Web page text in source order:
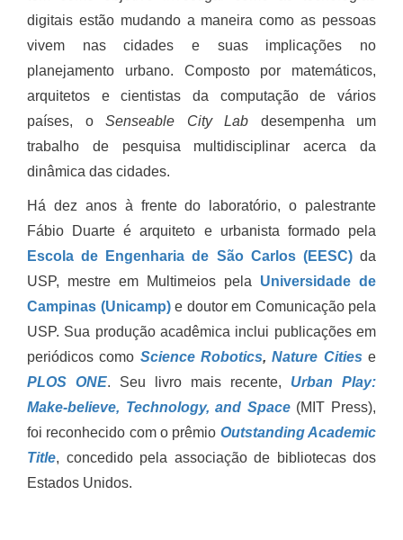
digitais estão mudando a maneira como as pessoas
vivem nas cidades e suas implicações no
planejamento urbano. Composto por matemáticos,
arquitetos e cientistas da computação de vários
países, o Senseable City Lab desempenha um
trabalho de pesquisa multidisciplinar acerca da
dinâmica das cidades.
Há dez anos à frente do laboratório, o palestrante
Fábio Duarte é arquiteto e urbanista formado pela
Escola de Engenharia de São Carlos (EESC)da
USP, mestre em Multimeios pela Universidade de
Campinas (Unicamp)e doutor em Comunicação pela
USP. Sua produção acadêmica inclui publicações em
periódicos como Science Robotics,Nature Cities e
PLOS ONE. Seu livro mais recente, Urban Play:
Make-believe, Technology, and Space(MIT Press),
foi reconhecido com o prêmio Outstanding Academic
Title, concedido pela associação de bibliotecas dos
Estados Unidos.